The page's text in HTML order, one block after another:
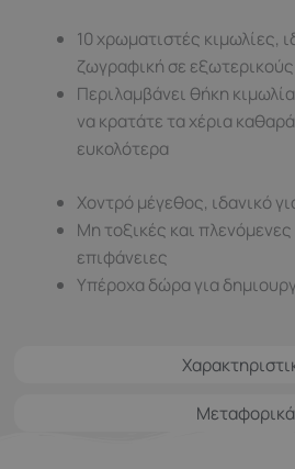
Μεταφορικά
10 χρωματιστές κιμωλίες,
ζωγραφική σε
Περιλαμβάνει θήκη
να κρατάτε τα χέρια
ευκολότερα
Χοντρό μέγεθος, ιδανικό
Μη τοξικές και
επιφάνειες
Υπέροχα δώρα για